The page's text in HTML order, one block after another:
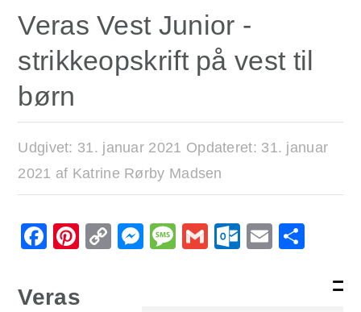
Veras Vest Junior -
strikkeopskrift på vest til
børn
Udgivet: 31. januar 2021 Opdateret: 31. januar
2021 af Katrine Rørby Madsen
Facebook
Pinterest
CopyMessenger
Message
Gmail Email
Veras